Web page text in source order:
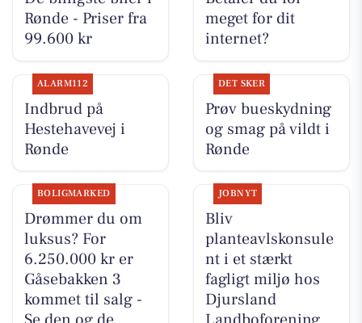
Rønde - Priser fra
99.600 kr
meget for dit
internet?
ALARM112
Indbrud på
Hestehavevej i
Rønde
DET SKER
Prøv bueskydning
og smag på vildt i
Rønde
BOLIGMARKED
Drømmer du om
luksus? For
6.250.000 kr er
Gåsebakken 3
kommet til salg -
JOBNYT
Bliv
planteavlskonsule
nt i et stærkt
fagligt miljø hos
Djursland